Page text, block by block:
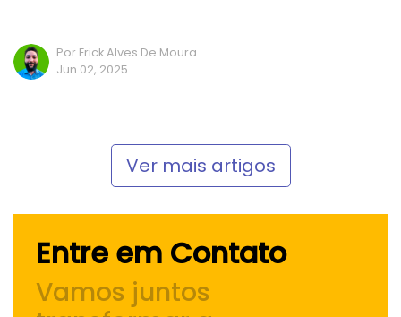
Por Erick Alves De Moura
Jun 02, 2025
Ver mais artigos
Entre em Contato
Vamos juntos